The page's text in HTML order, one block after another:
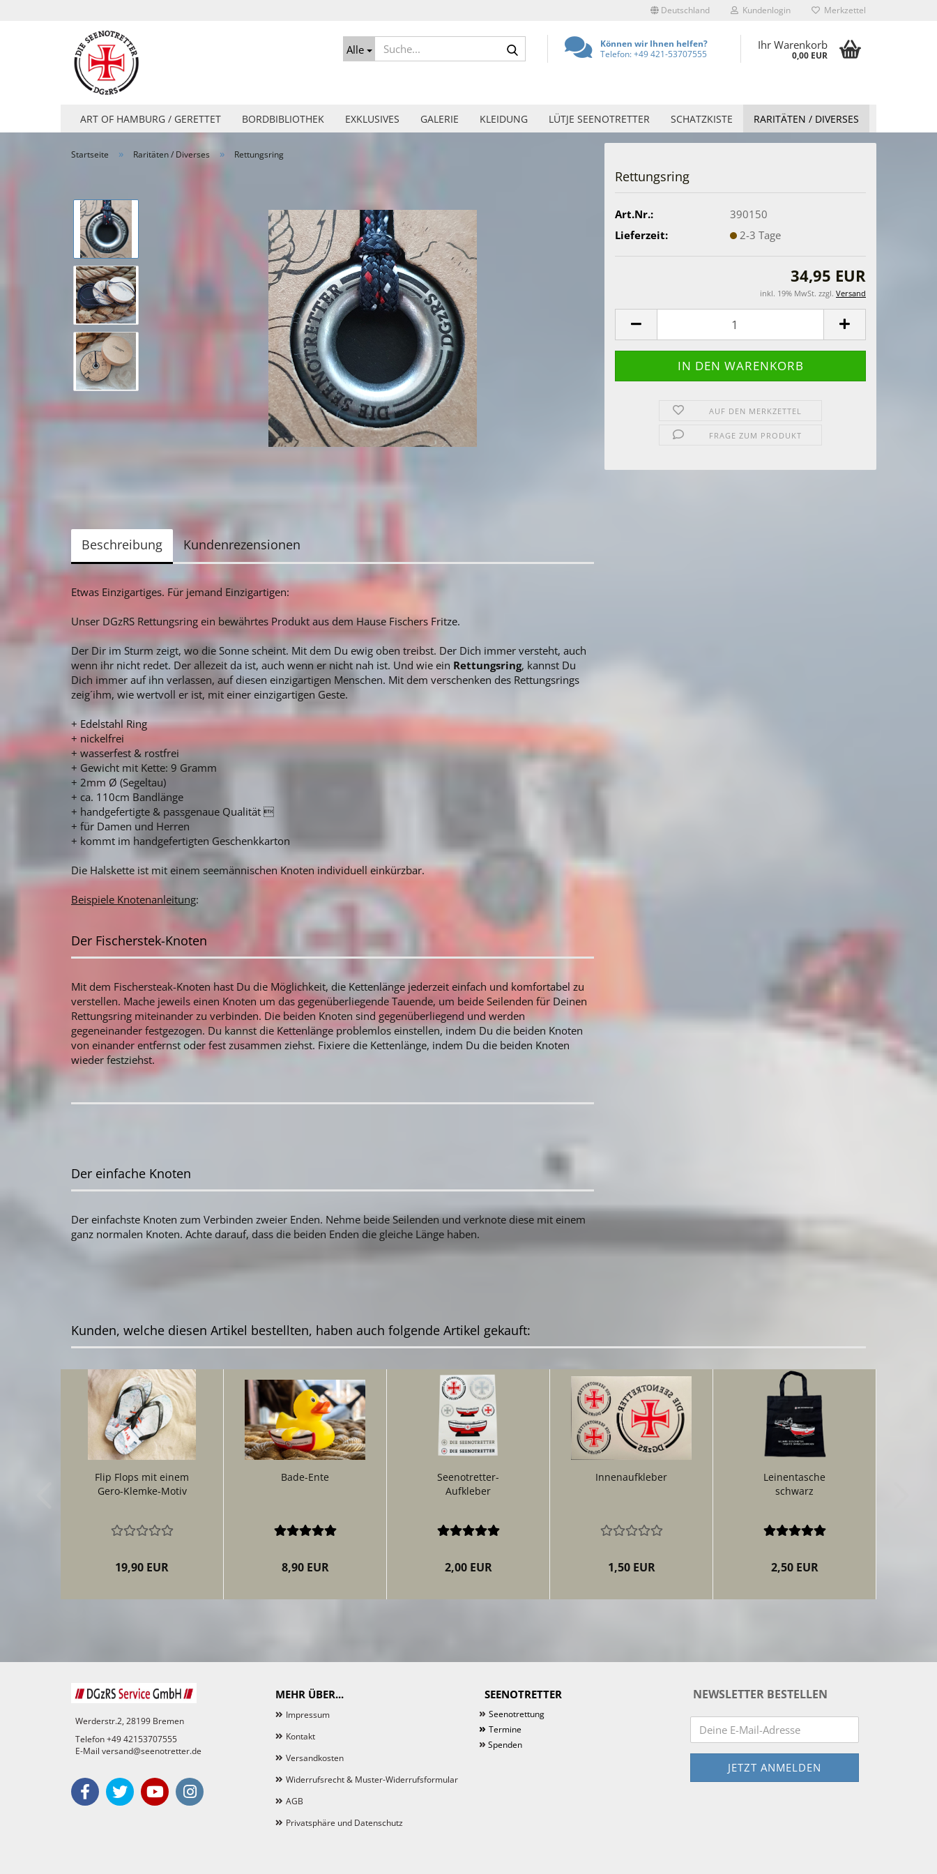
Deutschland Kundenlogin Merkzettel
Alle
Können wir Ihnen helfen?
Telefon: +49 421-53707555
Ihr Warenkorb
0,00 EUR
ART OF HAMBURG / GERETTET BORDBIBLIOTHEK EXKLUSIVES GALERIE KLEIDUNG LÜTJE SEENOTRETTER SCHATZKISTE RARITÄTEN / DIVERSES
Startseite » Raritäten / Diverses » Rettungsring
Rettungsring
Art.Nr.:
390150
Lieferzeit:
2-3 Tage
34,95 EUR
inkl. 19% MwSt. zzgl. Versand
AUF DEN MERKZETTEL
FRAGE ZUM PRODUKT
Beschreibung Kundenrezensionen
Etwas Einzigartiges. Für jemand Einzigartigen:
Unser DGzRS Rettungsring ein bewährtes Produkt aus dem Hause Fischers Fritze.
Der Dir im Sturm zeigt, wo die Sonne scheint. Mit dem Du ewig oben treibst. Der Dich immer versteht, auch
wenn ihr nicht redet. Der allezeit da ist, auch wenn er nicht nah ist. Und wie ein Rettungsring, kannst Du
Dich immer auf ihn verlassen, auf diesen einzigartigen Menschen. Mit dem verschenken des Rettungsrings
zeig´ihm, wie wertvoll er ist, mit einer einzigartigen Geste.
+ Edelstahl Ring
+ nickelfrei
+ wasserfest & rostfrei
+ Gewicht mit Kette: 9 Gramm
+ 2mm Ø (Segeltau)
+ ca. 110cm Bandlänge
+ handgefertigte & passgenaue Qualität 
+ für Damen und Herren
+ kommt im handgefertigten Geschenkkarton
Die Halskette ist mit einem seemännischen Knoten individuell einkürzbar.
Beispiele Knotenanleitung:
Der Fischerstek-Knoten
Mit dem Fischersteak-Knoten hast Du die Möglichkeit, die Kettenlänge jederzeit einfach und komfortabel zu
verstellen. Mache jeweils einen Knoten um das gegenüberliegende Tauende, um beide Seilenden für Deinen
Rettungsring miteinander zu verbinden. Die beiden Knoten sind gegenüberliegend und werden
gegeneinander festgezogen. Du kannst die Kettenlänge problemlos einstellen, indem Du die beiden Knoten
von einander entfernst oder fest zusammen ziehst. Fixiere die Kettenlänge, indem Du die beiden Knoten
wieder festziehst.
Der einfache Knoten
Der einfachste Knoten zum Verbinden zweier Enden. Nehme beide Seilenden und verknote diese mit einem
ganz normalen Knoten. Achte darauf, dass die beiden Enden die gleiche Länge haben.
Kunden, welche diesen Artikel bestellten, haben auch folgende Artikel gekauft:
Flip Flops mit einem
Gero-Klemke-Motiv
19,90 EUR
Bade-Ente
8,90 EUR
Seenotretter-
Aufkleber
2,00 EUR
Innenaufkleber
1,50 EUR
Leinentasche
schwarz
2,50 EUR
MEHR ÜBER...
Impressum
Kontakt
Versandkosten
Widerrufsrecht & Muster-Widerrufsformular
AGB
Privatsphäre und Datenschutz
SEENOTRETTER
» Seenotrettung
» Termine
» Spenden
NEWSLETTER BESTELLEN
Werderstr.2, 28199 Bremen
Telefon +49 42153707555
E-Mail versand@seenotretter.de